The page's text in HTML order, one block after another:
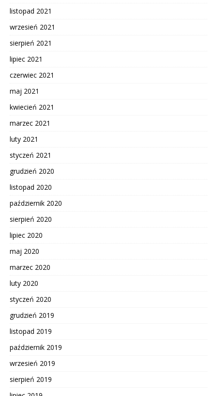
listopad 2021
wrzesień 2021
sierpień 2021
lipiec 2021
czerwiec 2021
maj 2021
kwiecień 2021
marzec 2021
luty 2021
styczeń 2021
grudzień 2020
listopad 2020
październik 2020
sierpień 2020
lipiec 2020
maj 2020
marzec 2020
luty 2020
styczeń 2020
grudzień 2019
listopad 2019
październik 2019
wrzesień 2019
sierpień 2019